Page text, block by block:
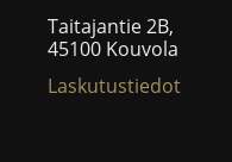
Taitajantie 2B,
45100 Kouvola
Laskutustiedot